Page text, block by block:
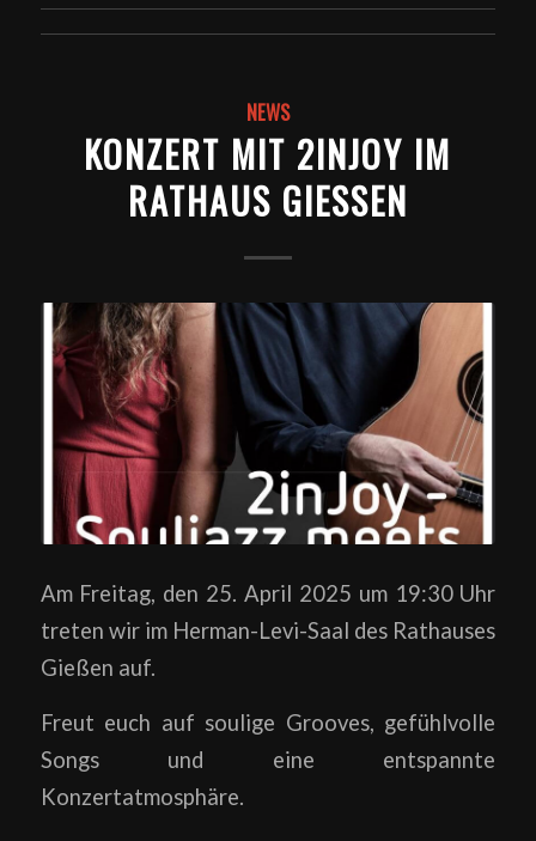
NEWS
KONZERT MIT 2INJOY IM
RATHAUS GIESSEN
Am Freitag, den 25. April 2025 um 19:30 Uhr
treten wir im Herman-Levi-Saal des Rathauses
Gießen auf.
Freut euch auf soulige Grooves, gefühlvolle
Songs und eine entspannte
Konzertatmosphäre.